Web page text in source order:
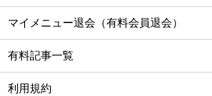
マイメニュー退会（有料会員退会）
有料記事一覧
利用規約